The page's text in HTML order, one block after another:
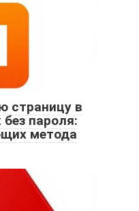
страницу в
пароля:
метода